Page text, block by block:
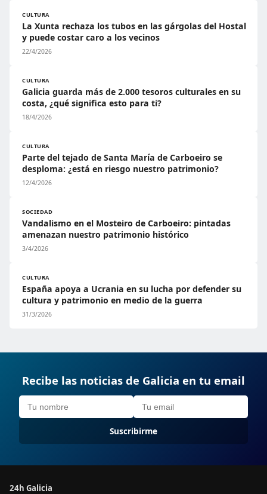
CULTURA
La Xunta rechaza los tubos en las gárgolas del Hostal
y puede costar caro a los vecinos
22/4/2026
CULTURA
Galicia guarda más de 2.000 tesoros culturales en su
costa, ¿qué significa esto para ti?
18/4/2026
CULTURA
Parte del tejado de Santa María de Carboeiro se
desploma: ¿está en riesgo nuestro patrimonio?
12/4/2026
SOCIEDAD
Vandalismo en el Mosteiro de Carboeiro: pintadas
amenazan nuestro patrimonio histórico
3/4/2026
CULTURA
España apoya a Ucrania en su lucha por defender su
cultura y patrimonio en medio de la guerra
31/3/2026
Recibe las noticias de Galicia en tu email
Suscribirme
24h Galicia